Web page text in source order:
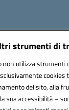
strumenti di
non utilizza strumenti
cookies
del sito, alla
sua accessibilità –